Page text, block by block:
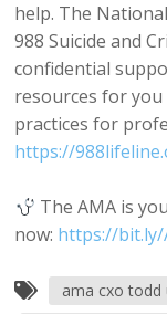
help. The
988 Suicide and
confidential
resources for
practices for
https://
The AMA is
now: https://bit.ly/
ama cxo todd